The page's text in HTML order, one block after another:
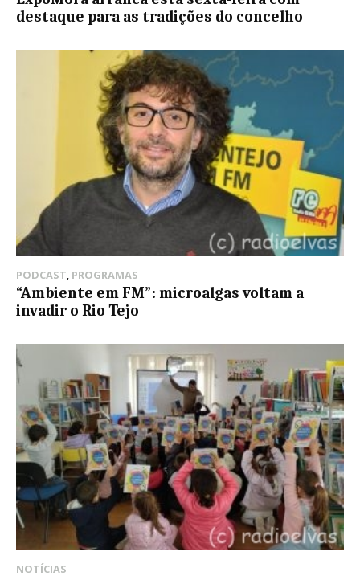
destaque para as tradições do concelho
PODCAST, PROGRAMAS
“Ambiente em FM”: microalgas voltam a
invadir o Rio Tejo
NOTÍCIAS